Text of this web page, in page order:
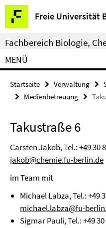
Springe
direkt
zu
Inhalt
Freie Universität
Service-
Navigation
Fachbereich Biologie,
MENÜ
Startseite Verwaltung
Medienbetreuung
Takustraße 6
Carsten Jakob, Tel.:+49 30
jakob@chemie.fu-berlin.de
im Team mit
Michael Labza, Tel.:+49
michael.labza@fu-
Sigmar Pauli, Tel.:+49